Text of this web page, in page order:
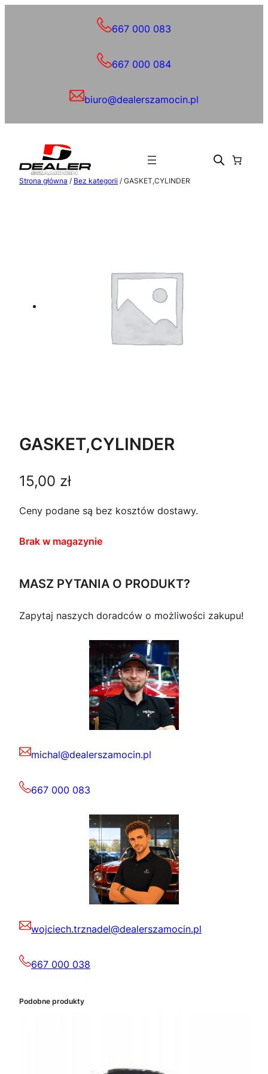
667 000 083
667 000 084
biuro@dealerszamocin.pl
Strona główna / Bez kategorii / GASKET,CYLINDER
GASKET,CYLINDER
15,00 zł
Ceny podane są bez kosztów dostawy.
Brak w magazynie
MASZ PYTANIA O PRODUKT?
Zapytaj naszych doradców o możliwości zakupu!
michal@dealerszamocin.pl
667 000 083
wojciech.trznadel@dealerszamocin.pl
667 000 038
Podobne produkty